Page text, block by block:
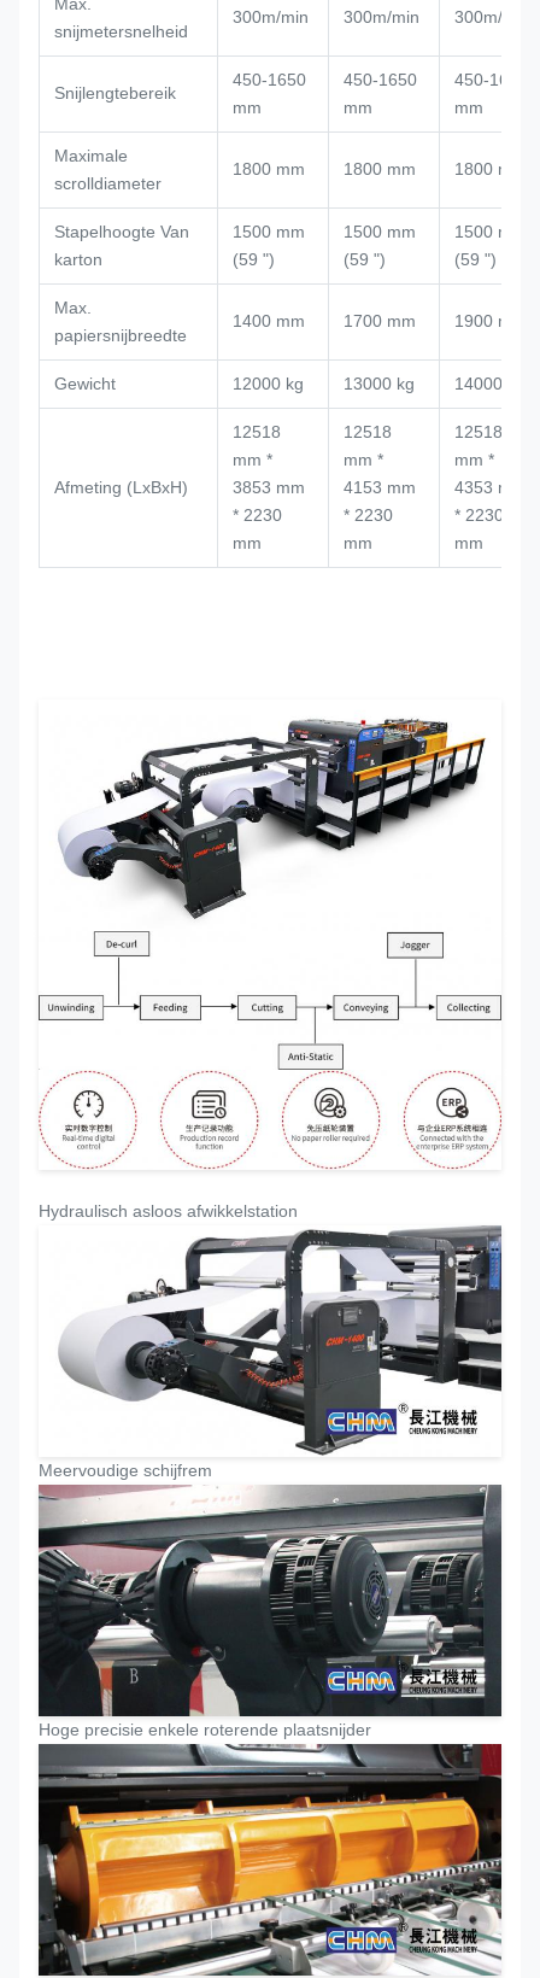
snijmetersnelheid
300m/min 300m/min 300m/min
Snijlengtebereik
450-1650
mm
450-1650
mm
450-1650
mm
Maximale
scrolldiameter
1800 mm 1800 mm 1800 mm
Stapelhoogte Van
karton
1500 mm
(59 ")
1500 mm
(59 ")
1500 mm
(59 ")
Max.
papiersnijbreedte
1400 mm 1700 mm 1900 mm
Gewicht 12000 kg 13000 kg 14000 kg
Afmeting (LxBxH)
12518
mm *
3853 mm
* 2230
mm
12518
mm *
4153 mm
* 2230
mm
12518
mm *
4353 mm
* 2230
mm
Hydraulisch asloos afwikkelstation
Meervoudige schijfrem
Hoge precisie enkele roterende plaatsnijder